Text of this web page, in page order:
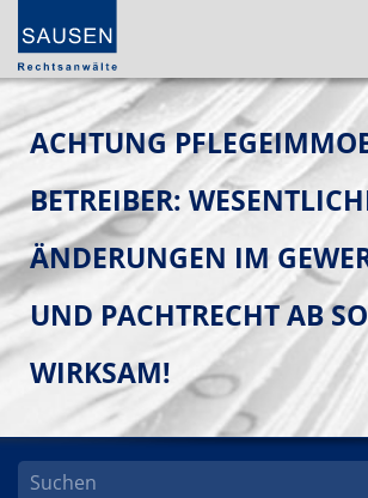
ACHTUNG
BETREIBER:
ÄNDERUNGEN IM
UND PACHTRECHT AB
WIRKSAM!